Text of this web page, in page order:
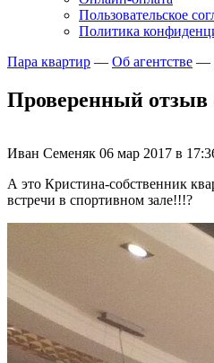
Пользовательское
Политика
Пара квартир — Об агентстве —
Проверенный отзыв
Иван Семеняк 06 мар 2017 в
А это Кристина-собственник
встречи в спортивном зале!!!?